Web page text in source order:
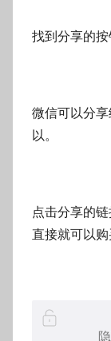
找到分享的
微信可以分
以。
点击分享的
直接就可以购